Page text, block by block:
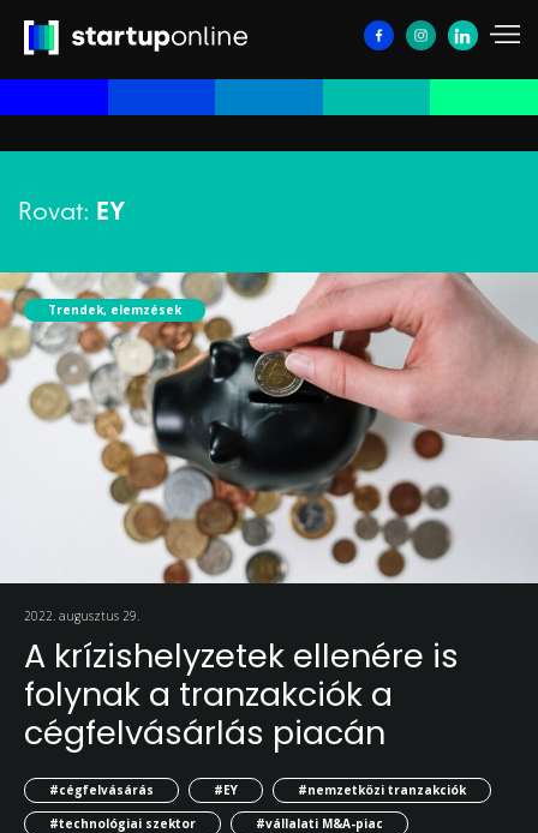
Rovat: EY
Trendek, elemzések
2022. augusztus 29.
A krízishelyzetek ellenére is
folynak a tranzakciók a
cégfelvásárlás piacán
#cégfelvásárás #EY
#nemzetközi tranzakciók
#technológiai szektor
#vállalati M&A-piac